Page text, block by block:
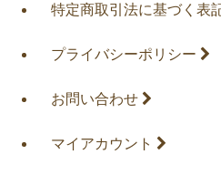
特定商取引法に基づく表
プライバシーポリシー
お問い合わせ
マイアカウント